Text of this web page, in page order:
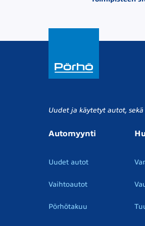
Uudet ja käytetyt autot,
Automyynti
Uudet autot
Vaihtoautot
Pörhötakuu